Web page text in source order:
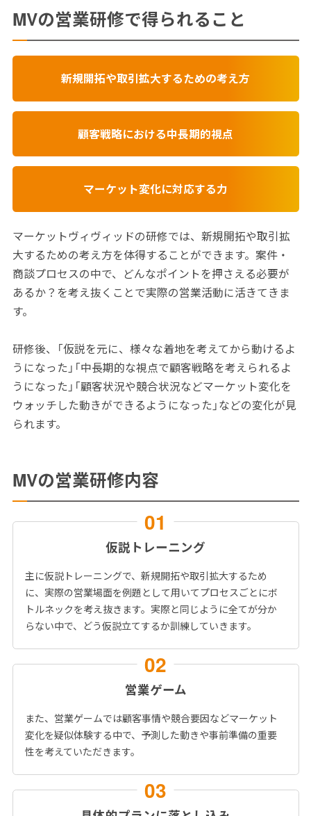
MVの営業研修で得られること
新規開拓や取引拡大するための考え方
顧客戦略における中長期的視点
マーケット変化に対応する力
マーケットヴィヴィッドの研修では、新規開拓や取引拡
大するための考え方を体得することができます。案件・
商談プロセスの中で、どんなポイントを押さえる必要が
あるか？を考え抜くことで実際の営業活動に活きてきま
す。
研修後、「仮説を元に、様々な着地を考えてから動けるよ
うになった」「中長期的な視点で顧客戦略を考えられるよ
うになった」「顧客状況や競合状況などマーケット変化を
ウォッチした動きができるようになった」などの変化が見
られます。
MVの営業研修内容
仮説トレーニング
主に仮説トレーニングで、新規開拓や取引拡大するため
に、実際の営業場面を例題として用いてプロセスごとにボ
トルネックを考え抜きます。実際と同じように全てが分か
らない中で、どう仮説立てするか訓練していきます。
営業ゲーム
また、営業ゲームでは顧客事情や競合要因などマーケット
変化を疑似体験する中で、予測した動きや事前準備の重要
性を考えていただきます。